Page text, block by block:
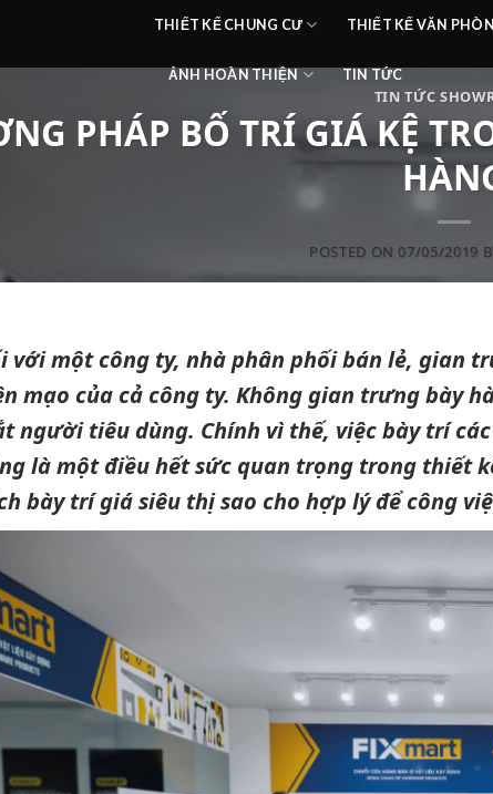
THIẾT KẾ CHUNG CƯ THIẾT KẾ VĂN
ẢNH HOÀN THIỆN TIN TỨC
TIN TỨC
PHÁP BỐ TRÍ GIÁ KỆ
POSTED ON 07/05/2019
với một công ty, nhà phân phối bán lẻ, gian
mạo của cả công ty. Không gian trưng bày
người tiêu dùng. Chính vì thế, việc bày trí
là một điều hết sức quan trọng trong thiết
bày trí giá siêu thị sao cho hợp lý để công